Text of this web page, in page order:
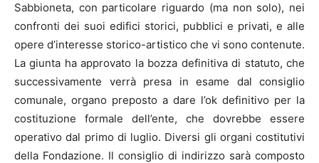
Sabbioneta, con particolare riguardo (ma non solo), nei
confronti dei suoi edifici storici, pubblici e privati, e alle
opere d’interesse storico-artistico che vi sono contenute.
La giunta ha approvato la bozza definitiva di statuto, che
successivamente verrà presa in esame dal consiglio
comunale, organo preposto a dare l’ok definitivo per la
costituzione formale dell’ente, che dovrebbe essere
operativo dal primo di luglio. Diversi gli organi costitutivi
della Fondazione. Il consiglio di indirizzo sarà composto